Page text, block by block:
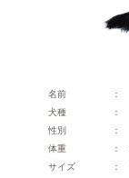
名前
犬種
性別
体重
サイズ